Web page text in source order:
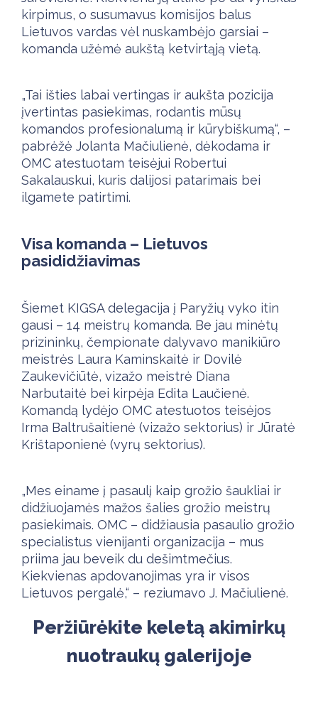
kirpimus, o susumavus komisijos balus
Lietuvos vardas vėl nuskambėjo garsiai –
komanda užėmė aukštą ketvirtąją vietą.
„Tai išties labai vertingas ir aukšta pozicija
įvertintas pasiekimas, rodantis mūsų
komandos profesionalumą ir kūrybiškumą“, –
pabrėžė Jolanta Mačiulienė, dėkodama ir
OMC atestuotam teisėjui Robertui
Sakalauskui, kuris dalijosi patarimais bei
ilgamete patirtimi.
Visa komanda – Lietuvos
pasididžiavimas
Šiemet KIGSA delegacija į Paryžių vyko itin
gausi – 14 meistrų komanda. Be jau minėtų
prizininkų, čempionate dalyvavo manikiūro
meistrės Laura Kaminskaitė ir Dovilė
Zaukevičiūtė, vizažo meistrė Diana
Narbutaitė bei kirpėja Edita Laučienė.
Komandą lydėjo OMC atestuotos teisėjos
Irma Baltrušaitienė (vizažo sektorius) ir Jūratė
Krištaponienė (vyrų sektorius).
„Mes einame į pasaulį kaip grožio šaukliai ir
didžiuojamės mažos šalies grožio meistrų
pasiekimais. OMC – didžiausia pasaulio grožio
specialistus vienijanti organizacija – mus
priima jau beveik du dešimtmečius.
Kiekvienas apdovanojimas yra ir visos
Lietuvos pergalė,“ – reziumavo J. Mačiulienė.
Peržiūrėkite keletą akimirkų
nuotraukų galerijoje